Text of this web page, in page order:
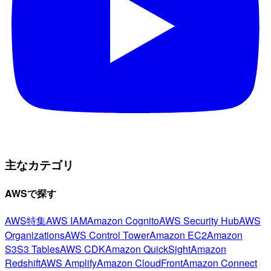
主なカテゴリ
AWSで探す
AWS特集AWS IAMAmazon CognitoAWS Security HubAWS
OrganizationsAWS Control TowerAmazon EC2Amazon
S3S3 TablesAWS CDKAmazon QuickSightAmazon
RedshiftAWS AmplifyAmazon CloudFrontAmazon Connect